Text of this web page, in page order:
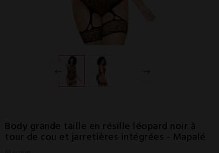
Body grande taille en résille léopard noir à
tour de cou et jarretières intégrées - Mapalé